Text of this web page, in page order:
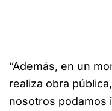
“Además, en un
realiza obra
nosotros podamos